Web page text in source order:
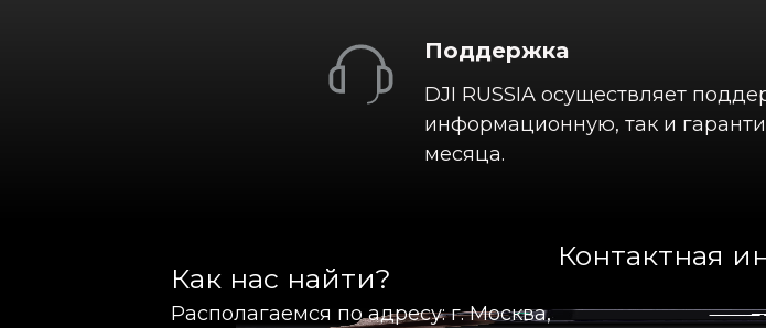
Поддержка
DJI RUSSIA осуществляет
информационную, так и
месяца.
Как нас найти?
Располагаемся по адресу: г. Москва,
Контактная